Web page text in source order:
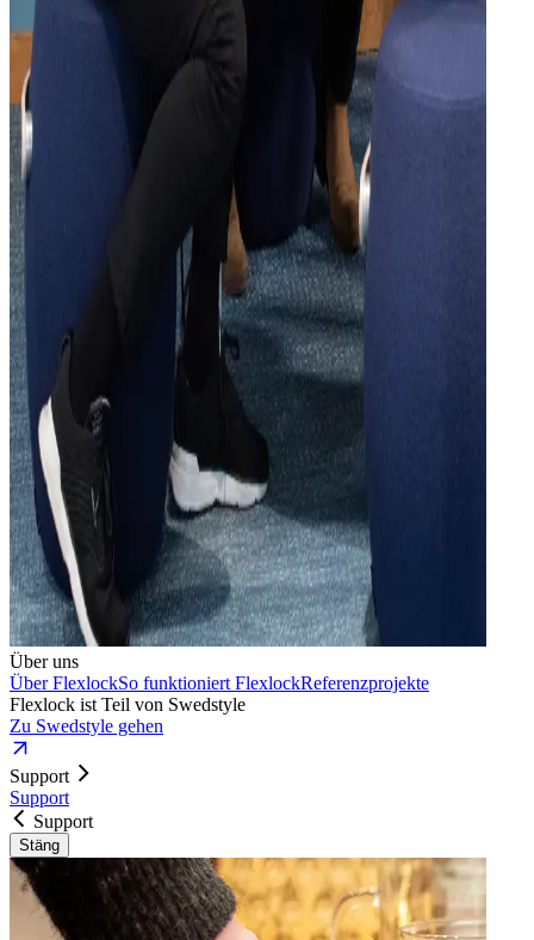
Über uns
Über FlexlockSo funktioniert FlexlockReferenzprojekte
Flexlock ist Teil von Swedstyle
Zu Swedstyle gehen
Support
Support
Support
Stäng